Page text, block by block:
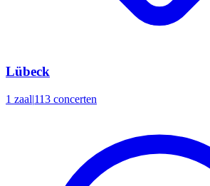
Lübeck
1 zaal|113 concerten